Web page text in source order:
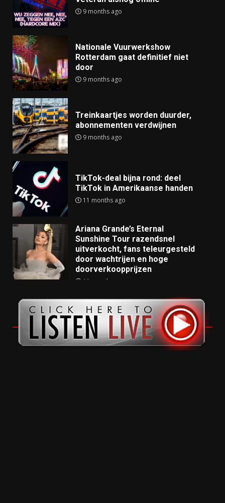
9 months ago
Nationale Vuurwerkshow
Rotterdam gaat definitief niet
door
9 months ago
Treinkaartjes worden duurder,
abonnementen verdwijnen
9 months ago
TikTok-deal bijna rond: deel
TikTok in Amerikaanse handen
11 months ago
Ariana Grande’s Eternal
Sunshine Tour razendsnel
uitverkocht, fans teleurgesteld
door wachtrijen en hoge
doorverkoopprijzen
11 months ago